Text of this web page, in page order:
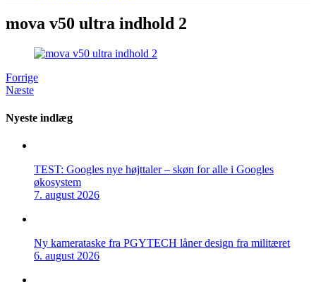
mova v50 ultra indhold 2
Forrige
Næste
Nyeste indlæg
TEST: Googles nye højttaler – skøn for alle i Googles
økosystem
7. august 2026
Ny kamerataske fra PGYTECH låner design fra militæret
6. august 2026